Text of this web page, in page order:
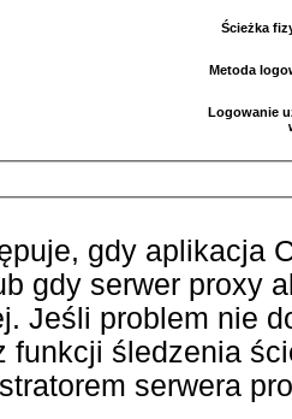
Ścieżka
Metoda
Logowanie
gdy aplikacja
gdy serwer proxy
Jeśli problem nie
funkcji śledzenia
serwera